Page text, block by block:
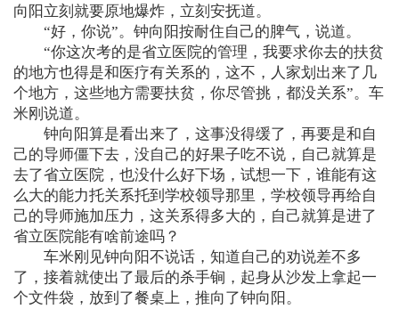
向阳立刻就要原地爆炸，立刻安抚道。
“好，你说”。钟向阳按耐住自己的脾气，说道。
“你这次考的是省立医院的管理，我要求你去的扶贫
的地方也得是和医疗有关系的，这不，人家划出来了几
个地方，这些地方需要扶贫，你尽管挑，都没关系”。车
米刚说道。
钟向阳算是看出来了，这事没得缓了，再要是和自
己的导师僵下去，没自己的好果子吃不说，自己就算是
去了省立医院，也没什么好下场，试想一下，谁能有这
么大的能力托关系托到学校领导那里，学校领导再给自
己的导师施加压力，这关系得多大的，自己就算是进了
省立医院能有啥前途吗？
车米刚见钟向阳不说话，知道自己的劝说差不多
了，接着就使出了最后的杀手锏，起身从沙发上拿起一
个文件袋，放到了餐桌上，推向了钟向阳。